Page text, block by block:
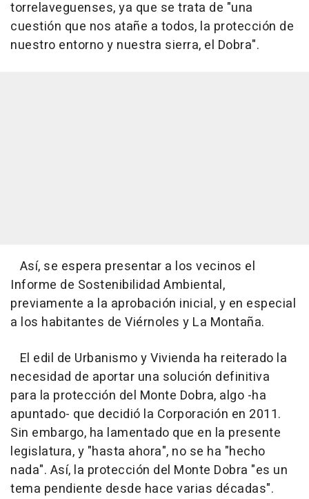
torrelaveguenses, ya que se trata de "una
cuestión que nos atañe a todos, la protección de
nuestro entorno y nuestra sierra, el Dobra".
Así, se espera presentar a los vecinos el
Informe de Sostenibilidad Ambiental,
previamente a la aprobación inicial, y en especial
a los habitantes de Viérnoles y La Montaña.
El edil de Urbanismo y Vivienda ha reiterado la
necesidad de aportar una solución definitiva
para la protección del Monte Dobra, algo -ha
apuntado- que decidió la Corporación en 2011.
Sin embargo, ha lamentado que en la presente
legislatura, y "hasta ahora", no se ha "hecho
nada". Así, la protección del Monte Dobra "es un
tema pendiente desde hace varias décadas".